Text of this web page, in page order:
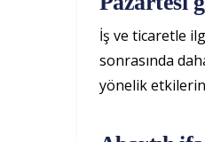
İş ve ticaretle
sonrasında
yönelik